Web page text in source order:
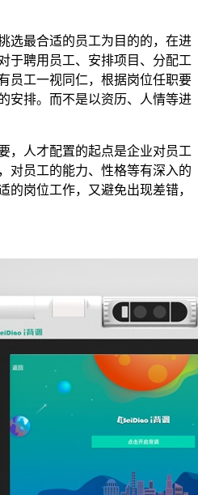
最合适的员工为目的的，在进
于聘用员工、安排项目、分配工
员工一视同仁，根据岗位任职要
安排。而不是以资历、人情等进
人才配置的起点是企业对员工
对员工的能力、性格等有深入的
的岗位工作，又避免出现差错，